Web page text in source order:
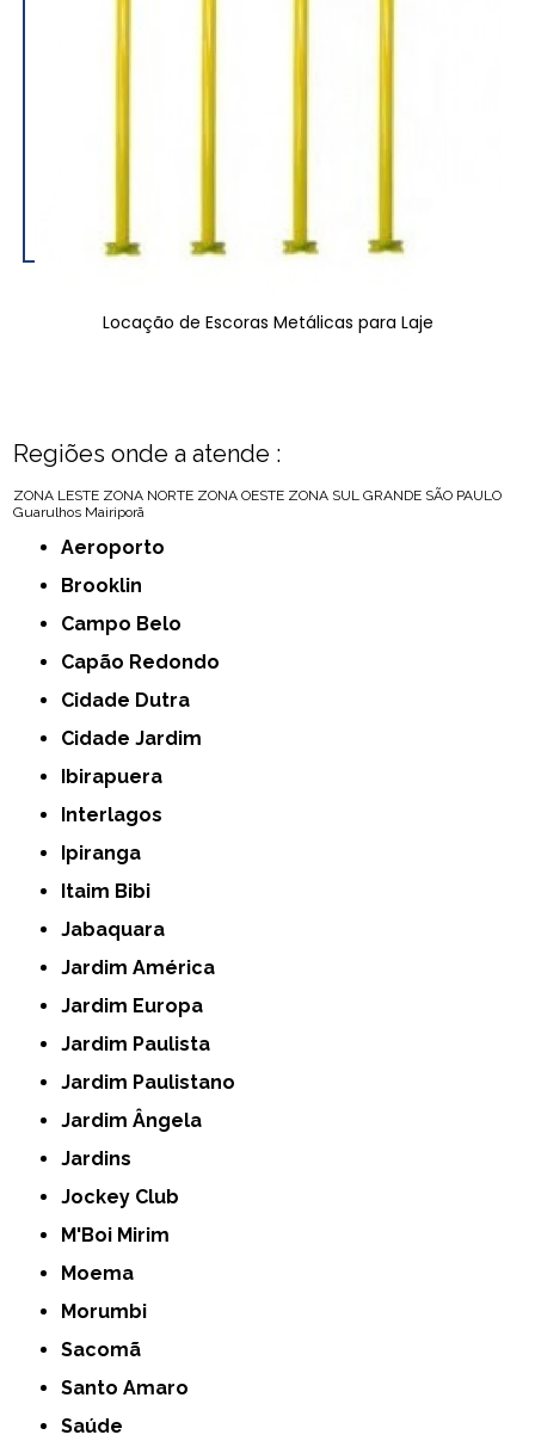
Locação de Escoras Metálicas para Laje
Regiões onde a atende :
ZONA LESTE ZONA NORTE ZONA OESTE ZONA SUL GRANDE SÃO PAULO
Guarulhos Mairiporã
Aeroporto
Brooklin
Campo Belo
Capão Redondo
Cidade Dutra
Cidade Jardim
Ibirapuera
Interlagos
Ipiranga
Itaim Bibi
Jabaquara
Jardim América
Jardim Europa
Jardim Paulista
Jardim Paulistano
Jardim Ângela
Jardins
Jockey Club
M'Boi Mirim
Moema
Morumbi
Sacomã
Santo Amaro
Saúde